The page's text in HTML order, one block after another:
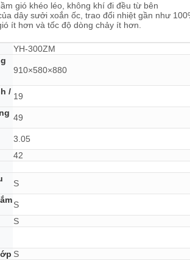
gió khéo léo, không khí đi đều từ bên
dây sưởi xoắn ốc, trao đổi nhiệt gần như
ít hơn và tốc độ dòng chảy ít hơn.
YH-300ZM
910×580×880
/ 19
49
3.05
42
S
S
S
S